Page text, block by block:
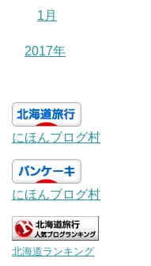
1月
2017年
にほんブログ村
にほんブログ村
北海道ランキング